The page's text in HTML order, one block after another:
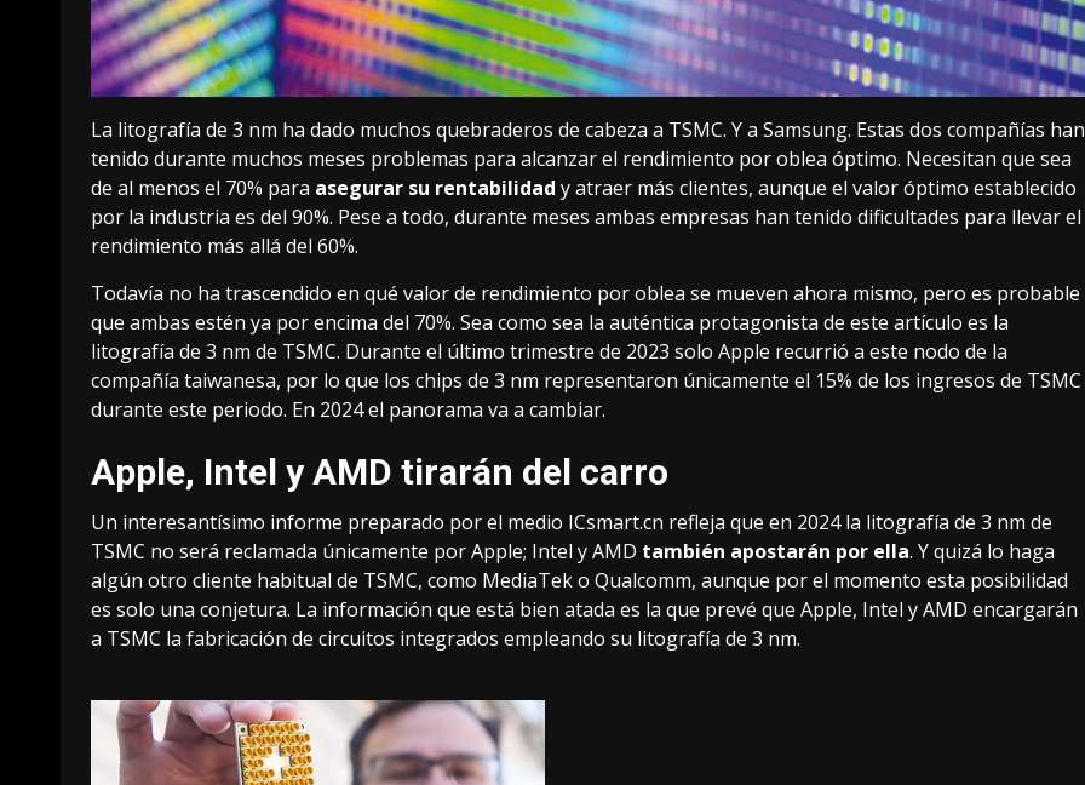
La litografía de 3 nm ha dado muchos quebraderos de cabeza a TSMC. Y a Samsung. Estas dos compañías han
tenido durante muchos meses problemas para alcanzar el rendimiento por oblea óptimo. Necesitan que sea
de al menos el 70% para asegurar su rentabilidad y atraer más clientes, aunque el valor óptimo establecido
por la industria es del 90%. Pese a todo, durante meses ambas empresas han tenido dificultades para llevar el
rendimiento más allá del 60%.
Todavía no ha trascendido en qué valor de rendimiento por oblea se mueven ahora mismo, pero es probable
que ambas estén ya por encima del 70%. Sea como sea la auténtica protagonista de este artículo es la
litografía de 3 nm de TSMC. Durante el último trimestre de 2023 solo Apple recurrió a este nodo de la
compañía taiwanesa, por lo que los chips de 3 nm representaron únicamente el 15% de los ingresos de TSMC
durante este periodo. En 2024 el panorama va a cambiar.
Apple, Intel y AMD tirarán del carro
Un interesantísimo informe preparado por el medio ICsmart.cn refleja que en 2024 la litografía de 3 nm de
TSMC no será reclamada únicamente por Apple; Intel y AMD también apostarán por ella. Y quizá lo haga
algún otro cliente habitual de TSMC, como MediaTek o Qualcomm, aunque por el momento esta posibilidad
es solo una conjetura. La información que está bien atada es la que prevé que Apple, Intel y AMD encargarán
a TSMC la fabricación de circuitos integrados empleando su litografía de 3 nm.